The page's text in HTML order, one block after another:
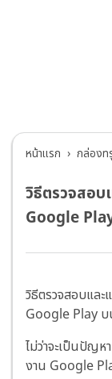
หน้าแรก กล่องท
วิธีตรวจสอ
Google
วิธีตรวจสอบแล
Google Play
ไม่ว่าจะเป็นปัญห
งาน Google